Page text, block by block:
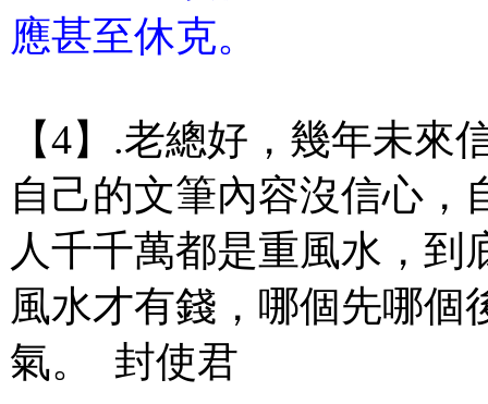
應甚至休克。
【4】.老總好，幾年未
自己的文筆內容沒信心，
人千千萬都是重風水，
風水才有錢，哪個先哪個
氣。 封使君